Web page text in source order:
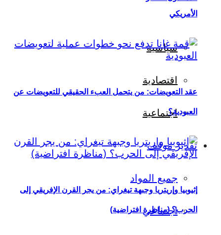
سياسية
اقتصادية
اجتماعية
تقدير موقف
جميع المواد
اجتماعي
الأمريكي
عقد التعويضات: من يتحمل العبء الحقيقي للتعويضات عن
العبودية؟
إثيوبيا وإريتريا وجبهة تيغراي: من يجر القرن الإفريقي إلى
الحرب؟ (مناظرة افتراضية)